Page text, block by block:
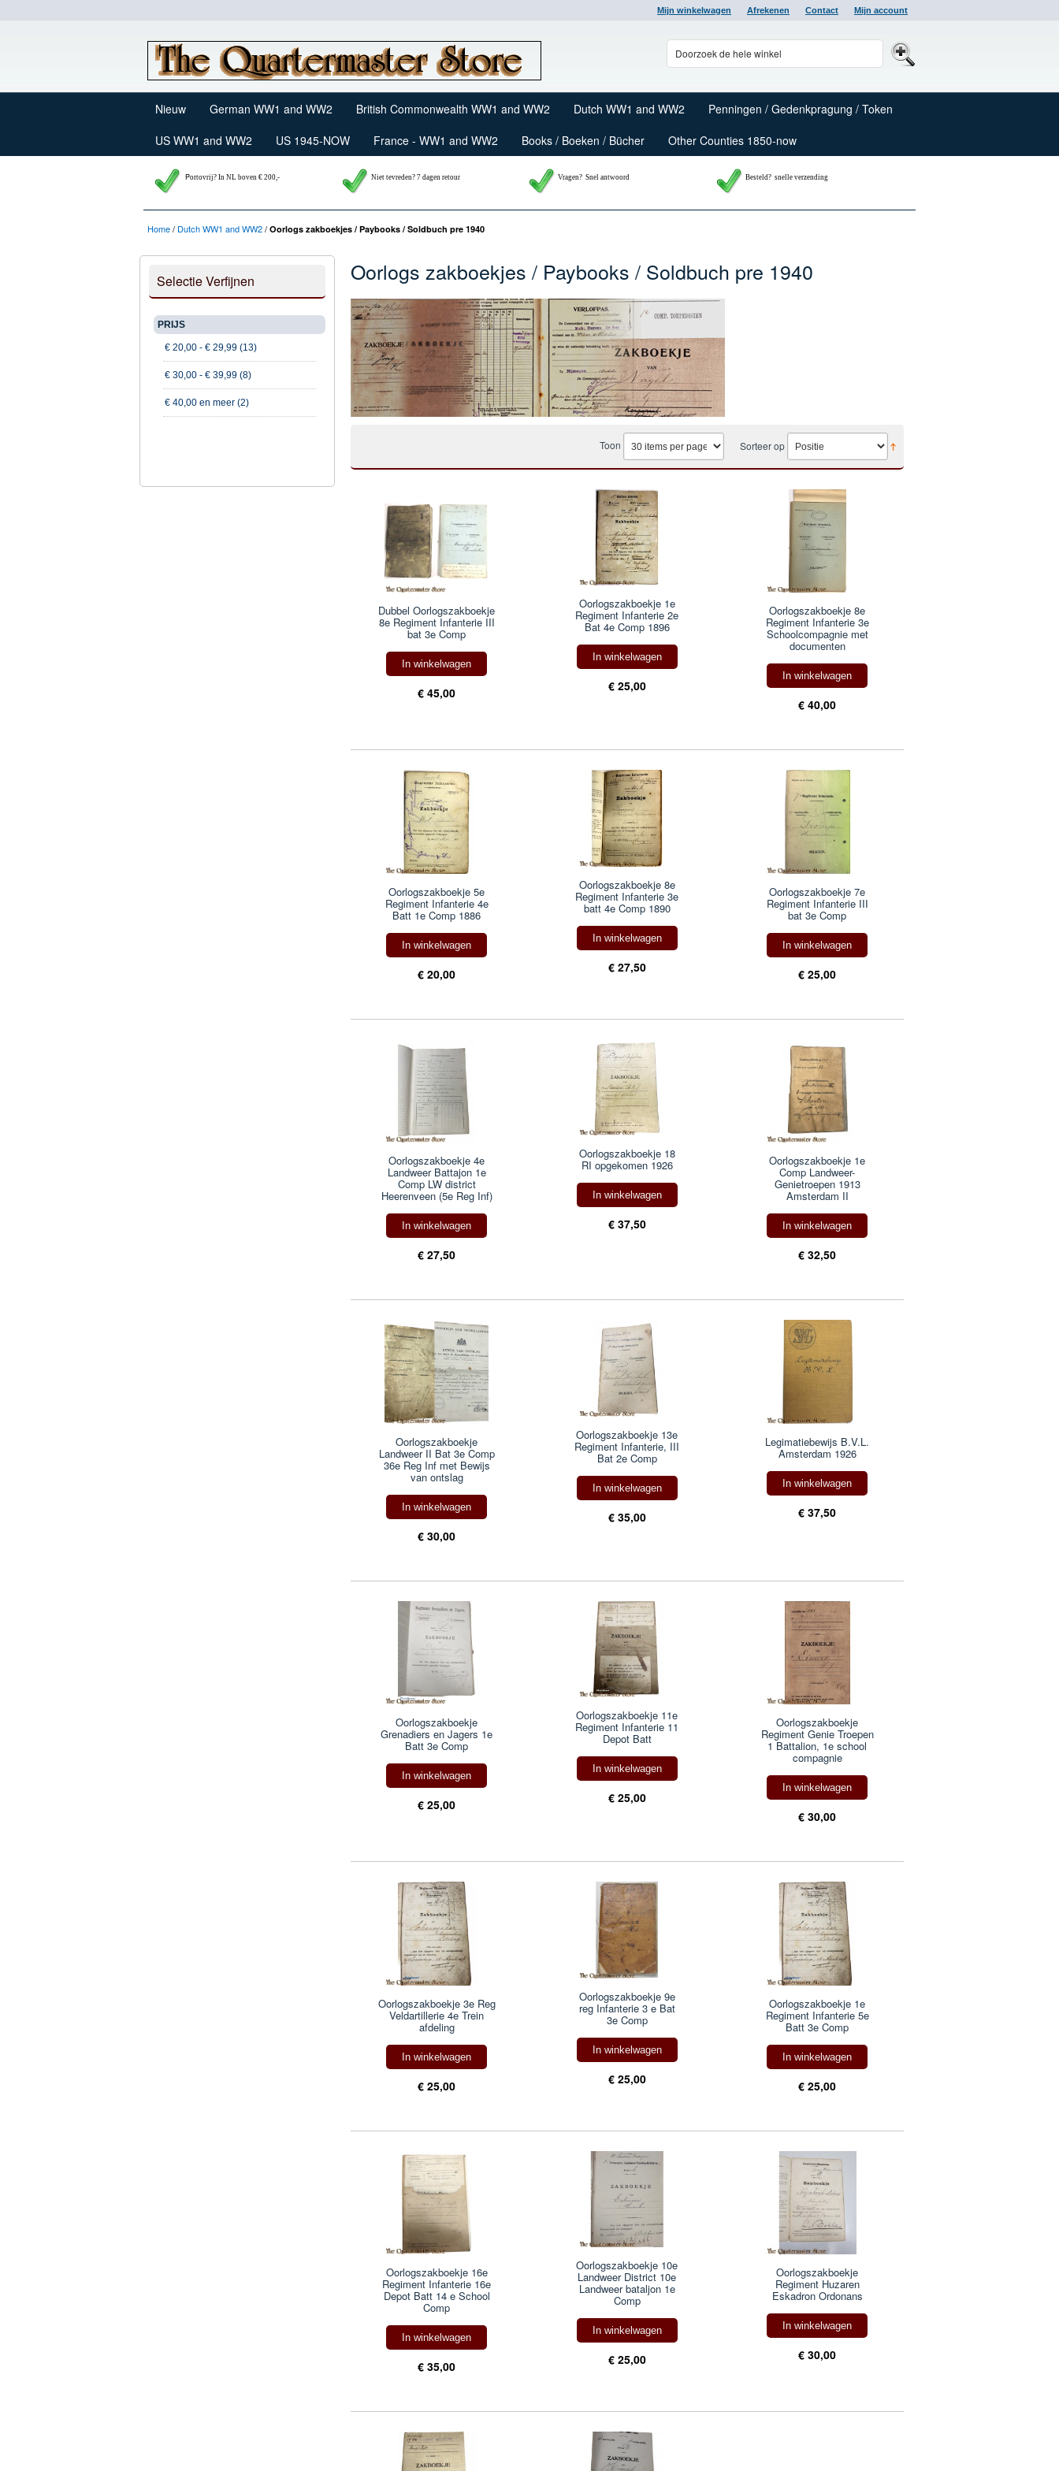
Mijn winkelwagen Afrekenen Contact Mijn account
Nieuw German WW1 and WW2 British Commonwealth WW1 and WW2 Dutch WW1 and WW2
Penningen / Gedenkpragung / Token
US WW1 and WW2
US 1945-NOW France - WW1 and WW2 Books / Boeken / Bücher Other Counties 1850-now
Portovrij? In NL boven € 200,- Niet tevreden? 7 dagen retour Vragen? Snel antwoord Besteld? snelle verzending
Home/ Dutch WW1 and WW2/ Oorlogs zakboekjes / Paybooks / Soldbuch pre 1940
Selectie Verfijnen
PRIJS
€ 20,00 - € 29,99 (13)
€ 30,00 - € 39,99 (8)
€ 40,00 en meer (2)
Oorlogs zakboekjes / Paybooks / Soldbuch pre 1940
Sorteer op
Toon
Dubbel Oorlogszakboekje
8e Regiment Infanterie III
bat 3e Comp
In winkelwagen
€ 45,00
Oorlogszakboekje 1e
Regiment Infanterie 2e
Bat 4e Comp 1896
In winkelwagen
€ 25,00
Oorlogszakboekje 8e
Regiment Infanterie 3e
Schoolcompagnie met
documenten
In winkelwagen
€ 40,00
Oorlogszakboekje 5e
Regiment Infanterie 4e
Batt 1e Comp 1886
In winkelwagen
€ 20,00
Oorlogszakboekje 8e
Regiment Infanterie 3e
batt 4e Comp 1890
In winkelwagen
€ 27,50
Oorlogszakboekje 7e
Regiment Infanterie III
bat 3e Comp
In winkelwagen
€ 25,00
Oorlogszakboekje 4e
Landweer Battajon 1e
Comp LW district
Heerenveen (5e Reg Inf)
In winkelwagen
€ 27,50
Oorlogszakboekje 18
RI opgekomen 1926
In winkelwagen
€ 37,50
Oorlogszakboekje 1e
Comp Landweer-
Genietroepen 1913
Amsterdam II
In winkelwagen
€ 32,50
Oorlogszakboekje
Landweer II Bat 3e Comp
36e Reg Inf met Bewijs
van ontslag
In winkelwagen
€ 30,00
Oorlogszakboekje 13e
Regiment Infanterie, III
Bat 2e Comp
In winkelwagen
€ 35,00
Legimatiebewijs B.V.L.
Amsterdam 1926
In winkelwagen
€ 37,50
Oorlogszakboekje
Grenadiers en Jagers 1e
Batt 3e Comp
In winkelwagen
€ 25,00
Oorlogszakboekje 11e
Regiment Infanterie 11
Depot Batt
In winkelwagen
€ 25,00
Oorlogszakboekje
Regiment Genie Troepen
1 Battalion, 1e school
compagnie
In winkelwagen
€ 30,00
Oorlogszakboekje 3e Reg
Veldartillerie 4e Trein
afdeling
In winkelwagen
€ 25,00
Oorlogszakboekje 9e
reg Infanterie 3 e Bat
3e Comp
In winkelwagen
€ 25,00
Oorlogszakboekje 1e
Regiment Infanterie 5e
Batt 3e Comp
In winkelwagen
€ 25,00
Oorlogszakboekje 16e
Regiment Infanterie 16e
Depot Batt 14 e School
Comp
In winkelwagen
€ 35,00
Oorlogszakboekje 10e
Landweer District 10e
Landweer bataljon 1e
Comp
In winkelwagen
€ 25,00
Oorlogszakboekje
Regiment Huzaren
Eskadron Ordonans
In winkelwagen
€ 30,00